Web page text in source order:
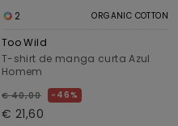
2 ORGANIC COTTON
Too Wild
T-shirt de manga curta Azul
Homem
€ 40,00 46%
€ 21,60